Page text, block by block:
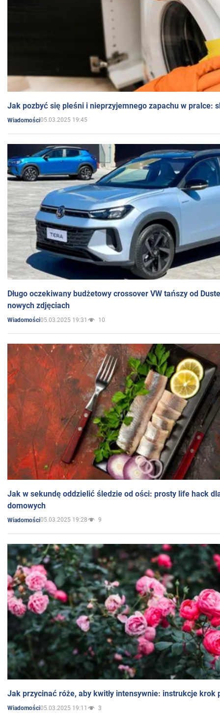
Jak pozbyć się pleśni i nieprzyjemnego zapachu w pralce:
Wiadomości05.03.2025 19:45
Długo oczekiwany budżetowy crossover VW tańszy od
nowych zdjęciach
Wiadomości05.03.2025 19:31 10
Jak w sekundę oddzielić śledzie od ości: prosty life hack
domowych
Wiadomości05.03.2025 19:28 9
Jak przycinać róże, aby kwitły intensywnie: instrukcje krok
Wiadomości05.03.2025 19:11 3